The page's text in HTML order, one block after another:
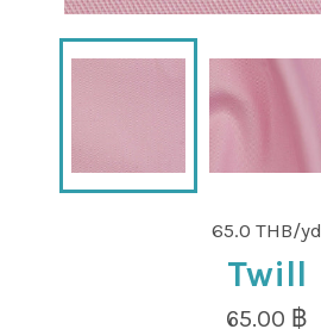
65.0 THB/yd
Twill
Regular
65.00 ฿